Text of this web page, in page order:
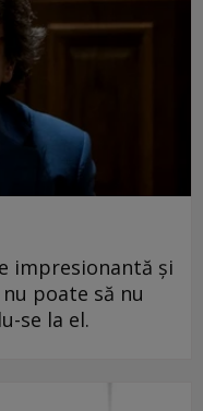
impresionantă și
poate să nu
se la el.